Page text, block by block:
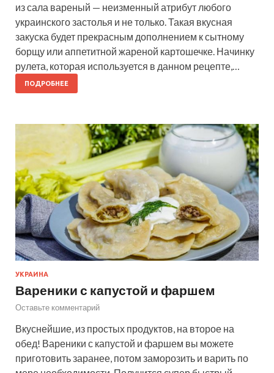
из сала вареный — неизменный атрибут любого
украинского застолья и не только. Такая вкусная
закуска будет прекрасным дополнением к сытному
борщу или аппетитной жареной картошечке. Начинку
рулета, которая используется в данном рецепте,…
ПОДРОБНЕЕ
УКРАИНА
Вареники с капустой и фаршем
Оставьте комментарий
Вкуснейшие, из простых продуктов, на второе на
обед! Вареники с капустой и фаршем вы можете
приготовить заранее, потом заморозить и варить по